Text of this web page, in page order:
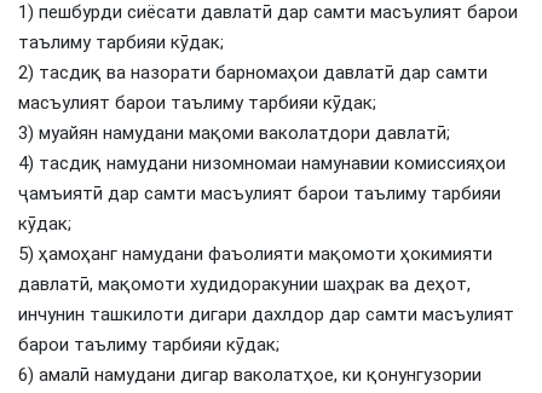
1) пешбурди сиёсати давлатӣ дар самти масъулият барои
таълиму тарбияи кӯдак;
2) тасдиқ ва назорати барномаҳои давлатӣ дар самти
масъулият барои таълиму тарбияи кӯдак;
3) муайян намудани мақоми ваколатдори давлатӣ;
4) тасдиқ намудани низомномаи намунавии комиссияҳои
ҷамъиятӣ дар самти масъулият барои таълиму тарбияи
кӯдак;
5) ҳамоҳанг намудани фаъолияти мақомоти ҳокимияти
давлатӣ, мақомоти худидоракунии шаҳрак ва деҳот,
инчунин ташкилоти дигари дахлдор дар самти масъулият
барои таълиму тарбияи кӯдак;
6) амалӣ намудани дигар ваколатҳое, ки қонунгузории